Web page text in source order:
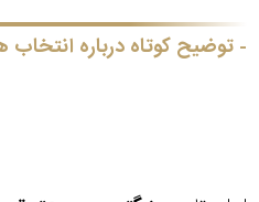
توضیح کوتاه درباره